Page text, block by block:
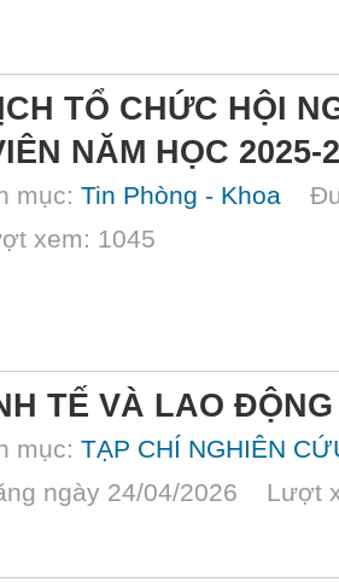
TỔ CHỨC HỘI
NĂM HỌC 2025-
mục: Tin Phòng - Khoa
xem: 1045
TẾ VÀ LAO
mục: TẠP CHÍ NGHIÊN
ngày 24/04/2026 Lượt